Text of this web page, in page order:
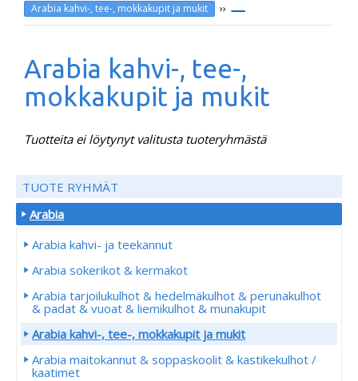
Arabia kahvi-, tee-, mokkakupit ja mukit ››
Arabia kahvi-, tee-,
mokkakupit ja mukit
Tuotteita ei löytynyt valitusta tuoteryhmästä
TUOTE RYHMÄT
Arabia
Arabia kahvi- ja teekannut
Arabia sokerikot & kermakot
Arabia tarjoilukulhot & hedelmäkulhot & perunakulhot
& padat & vuoat & liemikulhot & munakupit
Arabia kahvi-, tee-, mokkakupit ja mukit
Arabia maitokannut & soppaskoolit & kastikekulhot /
kaatimet